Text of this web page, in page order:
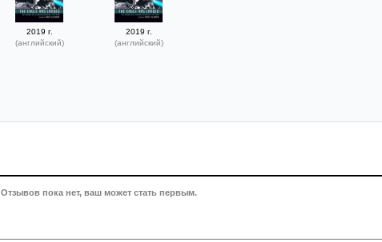
2019 г.
(английский)
2019 г.
(английский)
Отзывов пока нет, ваш может стать первым.